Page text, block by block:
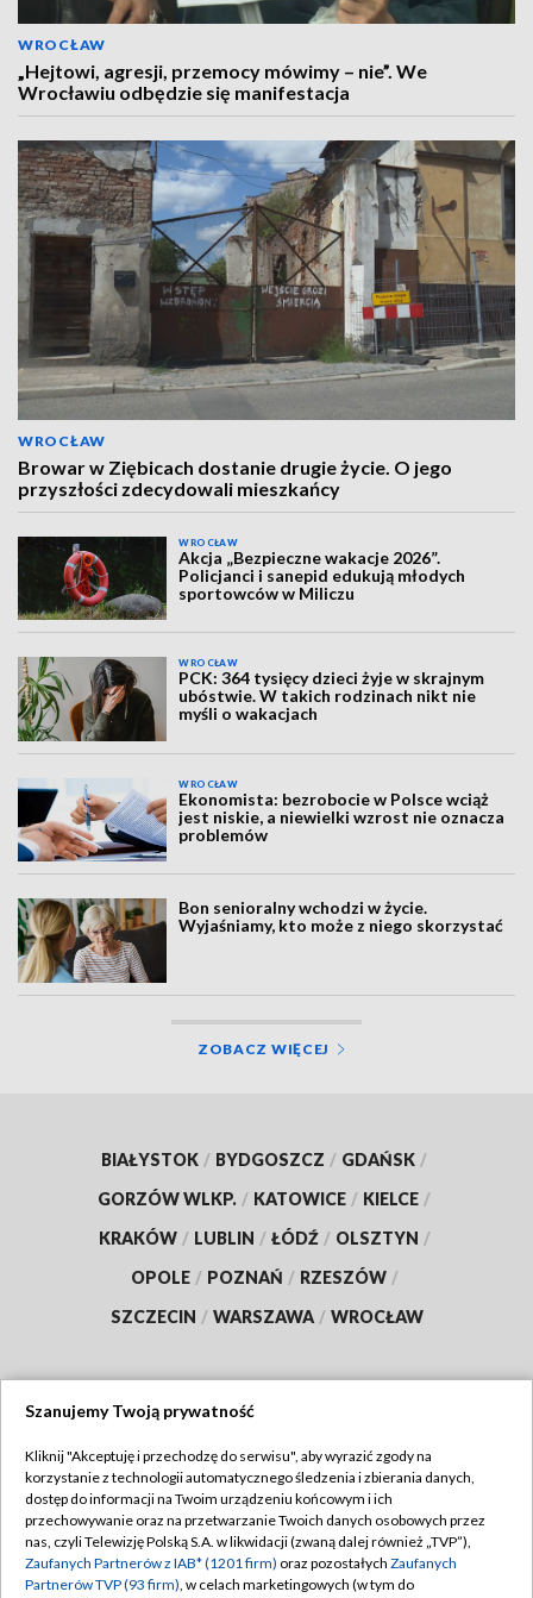
WROCŁAW
„Hejtowi, agresji, przemocy mówimy – nie”. We
Wrocławiu odbędzie się manifestacja
WROCŁAW
Browar w Ziębicach dostanie drugie życie. O jego
przyszłości zdecydowali mieszkańcy
WROCŁAW
Akcja „Bezpieczne wakacje 2026”.
Policjanci i sanepid edukują młodych
sportowców w Miliczu
WROCŁAW
PCK: 364 tysięcy dzieci żyje w skrajnym
ubóstwie. W takich rodzinach nikt nie
myśli o wakacjach
WROCŁAW
Ekonomista: bezrobocie w Polsce wciąż
jest niskie, a niewielki wzrost nie oznacza
problemów
Bon senioralny wchodzi w życie.
Wyjaśniamy, kto może z niego skorzystać
ZOBACZ WIĘCEJ
BIAŁYSTOK / BYDGOSZCZ / GDAŃSK /
GORZÓW WLKP. / KATOWICE / KIELCE /
KRAKÓW / LUBLIN / ŁÓDŹ / OLSZTYN /
OPOLE / POZNAŃ / RZESZÓW /
SZCZECIN / WARSZAWA / WROCŁAW
TVP
Abonament TVP
Emisja w TVP
Regulamin TVP
Polityka prywatności
Szanujemy Twoją prywatność
Kliknij "Akceptuję i przechodzę do serwisu", aby wyrazić zgody na
korzystanie z technologii automatycznego śledzenia i zbierania danych,
dostęp do informacji na Twoim urządzeniu końcowym i ich
przechowywanie oraz na przetwarzanie Twoich danych osobowych przez
nas, czyli Telewizję Polską S.A. w likwidacji (zwaną dalej również „TVP”),
Zaufanych Partnerów z IAB* (1201 firm) oraz pozostałych Zaufanych
Partnerów TVP (93 firm), w celach marketingowych (w tym do